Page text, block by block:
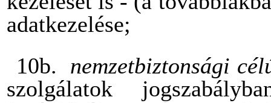
adatkezelése;
10b.
nemzetbiztonsági
szolgálatok